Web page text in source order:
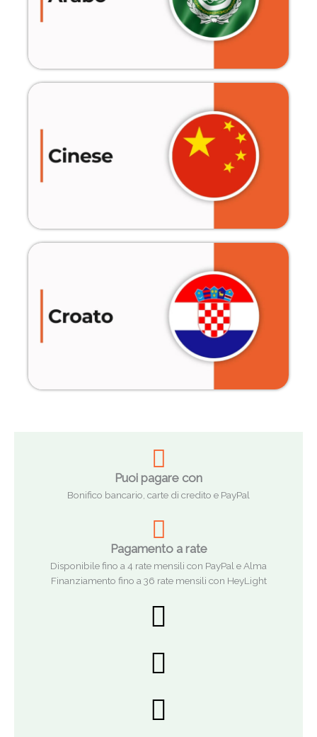
Puoi pagare con
Bonifico bancario, carte di credito e PayPal
Pagamento a rate
Disponibile fino a 4 rate mensili con PayPal e Alma
Finanziamento fino a 36 rate mensili con HeyLight